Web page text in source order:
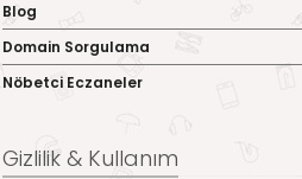
Blog
Domain Sorgulama
Nöbetci Eczaneler
Gizlilik & Kullanım